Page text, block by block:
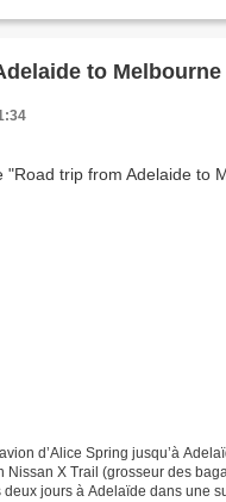
to Melbourne
d’Alice Spring jusqu’à
Nissan X Trail (grosseur des
deux jours à Adelaïde dans une